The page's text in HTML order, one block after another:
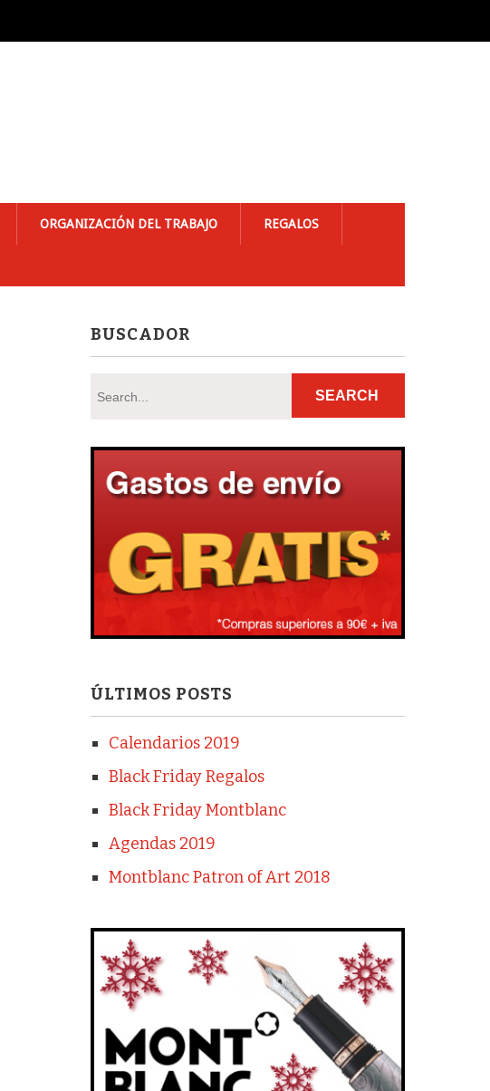
ORGANIZACIÓN DEL TRABAJO REGALOS
BUSCADOR
ÚLTIMOS POSTS
Calendarios 2019
Black Friday Regalos
Black Friday Montblanc
Agendas 2019
Montblanc Patron of Art 2018